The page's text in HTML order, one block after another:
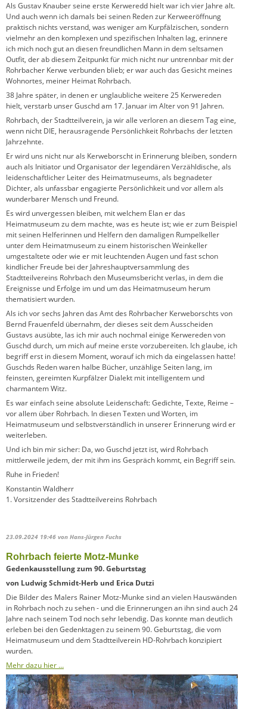
Als Gustav Knauber seine erste Kerweredd hielt war ich vier Jahre alt.
Und auch wenn ich damals bei seinen Reden zur Kerweeröffnung
praktisch nichts verstand, was weniger am Kurpfälzischen, sondern
vielmehr an den komplexen und spezifischen Inhalten lag, erinnere
ich mich noch gut an diesen freundlichen Mann in dem seltsamen
Outfit, der ab diesem Zeitpunkt für mich nicht nur untrennbar mit der
Rohrbacher Kerwe verbunden blieb; er war auch das Gesicht meines
Wohnortes, meiner Heimat Rohrbach.
38 Jahre später, in denen er unglaubliche weitere 25 Kerwereden
hielt, verstarb unser Guschd am 17. Januar im Alter von 91 Jahren.
Rohrbach, der Stadtteilverein, ja wir alle verloren an diesem Tag eine,
wenn nicht DIE, herausragende Persönlichkeit Rohrbachs der letzten
Jahrzehnte.
Er wird uns nicht nur als Kerweborscht in Erinnerung bleiben, sondern
auch als Initiator und Organisator der legendären Verzähldische, als
leidenschaftlicher Leiter des Heimatmuseums, als begnadeter
Dichter, als unfassbar engagierte Persönlichkeit und vor allem als
wunderbarer Mensch und Freund.
Es wird unvergessen bleiben, mit welchem Elan er das
Heimatmuseum zu dem machte, was es heute ist; wie er zum Beispiel
mit seinen Helferinnen und Helfern den damaligen Rumpelkeller
unter dem Heimatmuseum zu einem historischen Weinkeller
umgestaltete oder wie er mit leuchtenden Augen und fast schon
kindlicher Freude bei der Jahreshauptversammlung des
Stadtteilvereins Rohrbach den Museumsbericht verlas, in dem die
Ereignisse und Erfolge im und um das Heimatmuseum herum
thematisiert wurden.
Als ich vor sechs Jahren das Amt des Rohrbacher Kerweborschts von
Bernd Frauenfeld übernahm, der dieses seit dem Ausscheiden
Gustavs ausübte, las ich mir auch nochmal einige Kerwereden von
Guschd durch, um mich auf meine erste vorzubereiten. Ich glaube, ich
begriff erst in diesem Moment, worauf ich mich da eingelassen hatte!
Guschds Reden waren halbe Bücher, unzählige Seiten lang, im
feinsten, gereimten Kurpfälzer Dialekt mit intelligentem und
charmantem Witz.
Es war einfach seine absolute Leidenschaft: Gedichte, Texte, Reime –
vor allem über Rohrbach. In diesen Texten und Worten, im
Heimatmuseum und selbstverständlich in unserer Erinnerung wird er
weiterleben.
Und ich bin mir sicher: Da, wo Guschd jetzt ist, wird Rohrbach
mittlerweile jedem, der mit ihm ins Gespräch kommt, ein Begriff sein.
Ruhe in Frieden!
Konstantin Waldherr
1. Vorsitzender des Stadtteilvereins Rohrbach
23.09.2024 19:46 von Hans-Jürgen Fuchs
Rohrbach feierte Motz-Munke
Gedenkausstellung zum 90. Geburtstag
von Ludwig Schmidt-Herb und Erica Dutzi
Die Bilder des Malers Rainer Motz-Munke sind an vielen Hauswänden
in Rohrbach noch zu sehen - und die Erinnerungen an ihn sind auch 24
Jahre nach seinem Tod noch sehr lebendig. Das konnte man deutlich
erleben bei den Gedenktagen zu seinem 90. Geburtstag, die vom
Heimatmuseum und dem Stadtteilverein HD-Rohrbach konzipiert
wurden.
Mehr dazu hier …